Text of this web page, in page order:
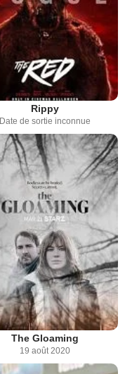
Rippy
Date de sortie inconnue
The Gloaming
19 août 2020